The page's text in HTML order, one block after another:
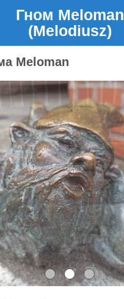
Гном Meloman
(Melodiusz)
Meloman